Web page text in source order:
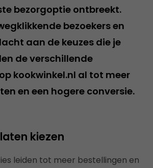
bezorgoptie ontbreekt.
bezoekers en
aan de keuzes die je
de verschillende
kookwinkel.nl al tot meer
en een hogere conversie.
kiezen
leiden tot meer bestellingen en